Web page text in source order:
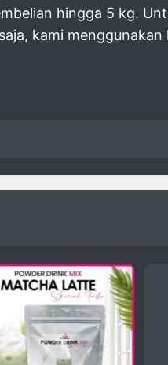
hingga 5 kg.
kami